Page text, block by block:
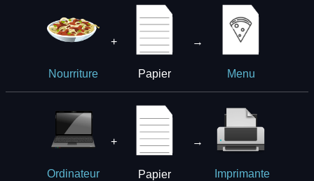
Nourriture
+
Papier
→
Menu
Ordinateur
+
Papier
→
Imprimante